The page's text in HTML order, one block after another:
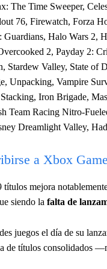
The Time Sweeper,
76, Firewatch, Forza
Guardians, Halo Wars 2,
2, Payday 2:
Stardew Valley, State of
Unpacking, Vampire
Iron Brigade,
Team Racing Nitro-
Dreamlight Valley,
a Xbox
mejora
siendo la falta de
juegos el día de su
de títulos consolidados